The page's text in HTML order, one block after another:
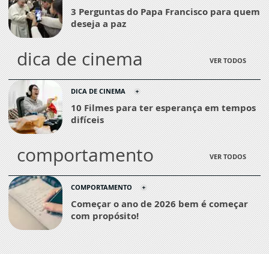
3 Perguntas do Papa Francisco para quem
deseja a paz
dica de cinema VER TODOS
DICA DE CINEMA
10 Filmes para ter esperança em tempos
difíceis
comportamento VER TODOS
COMPORTAMENTO
Começar o ano de 2026 bem é começar
com propósito!